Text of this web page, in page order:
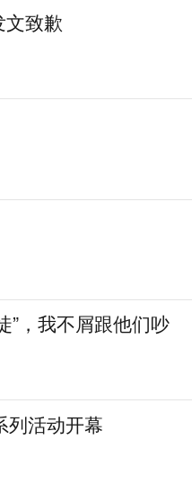
致歉
”，我不屑跟他们吵
列活动开幕